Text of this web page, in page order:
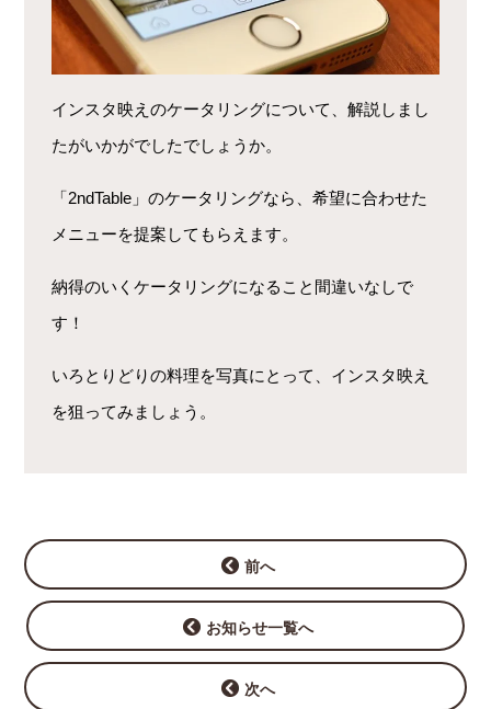
インスタ映えのケータリングについて、解説しまし
たがいかがでしたでしょうか。
「2ndTable」のケータリングなら、希望に合わせた
メニューを提案してもらえます。
納得のいくケータリングになること間違いなしで
す！
いろとりどりの料理を写真にとって、インスタ映え
を狙ってみましょう。
前へ
お知らせ一覧へ
次へ